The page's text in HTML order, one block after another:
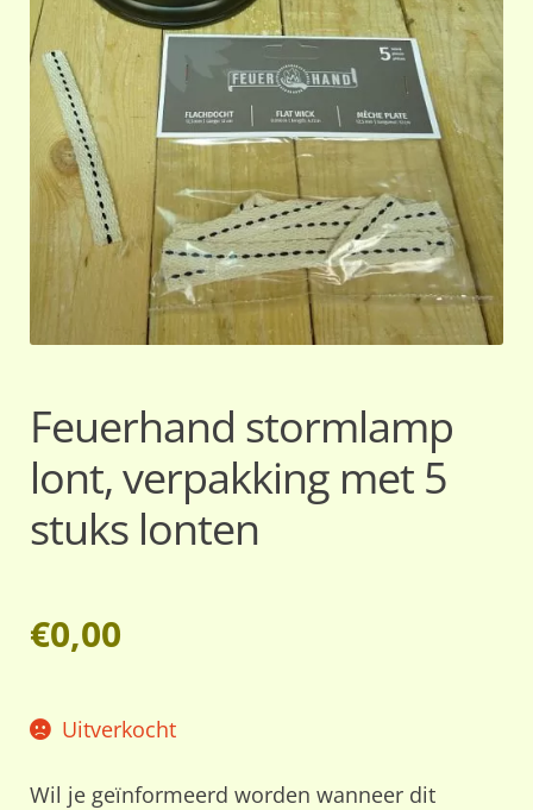
Feuerhand stormlamp
lont, verpakking met 5
stuks lonten
€0,00
Uitverkocht
Wil je geïnformeerd worden wanneer dit